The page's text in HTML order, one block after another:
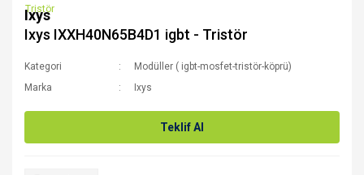
Ixys
Ixys IXXH40N65B4D1 igbt - Tristör
Kategori
Modüller ( igbt-mosfet-tristör-köprü)
Marka
Ixys
Teklif Al